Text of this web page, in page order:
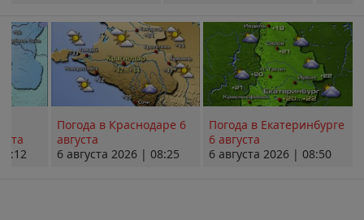
Погода в Краснодаре 6
августа
6 августа 2026 | 08:25
Погода в Екатеринбурге
6 августа
6 августа 2026 | 08:50